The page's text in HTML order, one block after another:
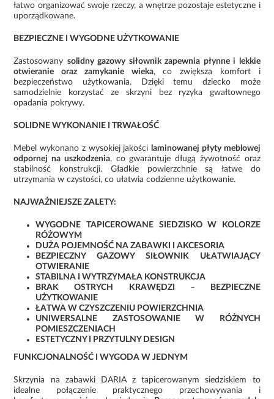
łatwo organizować swoje rzeczy, a wnętrze pozostaje estetyczne i
uporządkowane.
BEZPIECZNE I WYGODNE UŻYTKOWANIE
Zastosowany solidny gazowy siłownik zapewnia płynne i lekkie
otwieranie oraz zamykanie wieka, co zwiększa komfort i
bezpieczeństwo użytkowania. Dzięki temu dziecko może
samodzielnie korzystać ze skrzyni bez ryzyka gwałtownego
opadania pokrywy.
SOLIDNE WYKONANIE I TRWAŁOŚĆ
Mebel wykonano z wysokiej jakości laminowanej płyty meblowej
odpornej na uszkodzenia, co gwarantuje długą żywotność oraz
stabilność konstrukcji. Gładkie powierzchnie są łatwe do
utrzymania w czystości, co ułatwia codzienne użytkowanie.
NAJWAŻNIEJSZE ZALETY:
WYGODNE TAPICEROWANE SIEDZISKO W KOLORZE
RÓŻOWYM
DUŻA POJEMNOŚĆ NA ZABAWKI I AKCESORIA
BEZPIECZNY GAZOWY SIŁOWNIK UŁATWIAJĄCY
OTWIERANIE
STABILNA I WYTRZYMAŁA KONSTRUKCJA
BRAK OSTRYCH KRAWĘDZI – BEZPIECZNE
UŻYTKOWANIE
ŁATWA W CZYSZCZENIU POWIERZCHNIA
UNIWERSALNE ZASTOSOWANIE W RÓŻNYCH
POMIESZCZENIACH
ESTETYCZNY I PRZYTULNY DESIGN
FUNKCJONALNOŚĆ I WYGODA W JEDNYM
Skrzynia na zabawki DARIA z tapicerowanym siedziskiem to
idealne połączenie praktycznego przechowywania i